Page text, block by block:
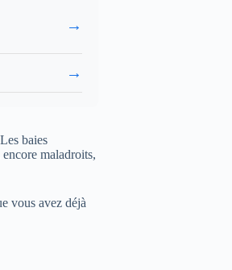
→
→
baies
maladroits,
vous avez déjà